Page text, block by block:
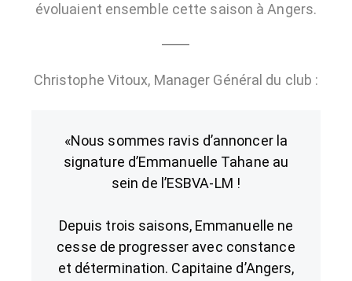
évoluaient ensemble cette saison à Angers.
⸻
Christophe Vitoux, Manager Général du club :
«Nous sommes ravis d’annoncer la
signature d’Emmanuelle Tahane au
sein de l’ESBVA-LM !
Depuis trois saisons, Emmanuelle ne
cesse de progresser avec constance
et détermination. Capitaine d’Angers,